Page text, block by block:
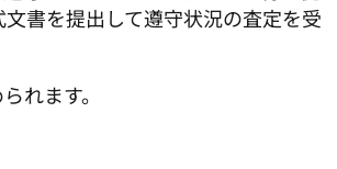
書を提出して遵守状況の査定を受
れます。